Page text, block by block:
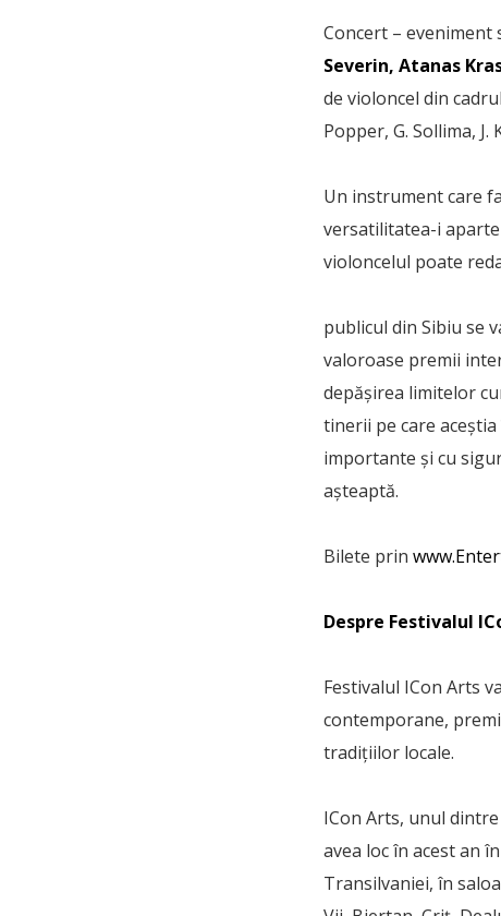
Concert –
Severin, Atanas
de violoncel din
Popper, G. Sollima, J.
Un instrument care
versatilitatea-i
violoncelul poate
publicul din Sibiu se
valoroase premii
depășirea limitelor
tinerii pe care
importante și cu
așteaptă.
Bilete prin
Despre Festivalul
Festivalul ICon Arts
contemporane,
tradițiilor locale.
ICon Arts, unul
avea loc în acest an
Transilvaniei, în